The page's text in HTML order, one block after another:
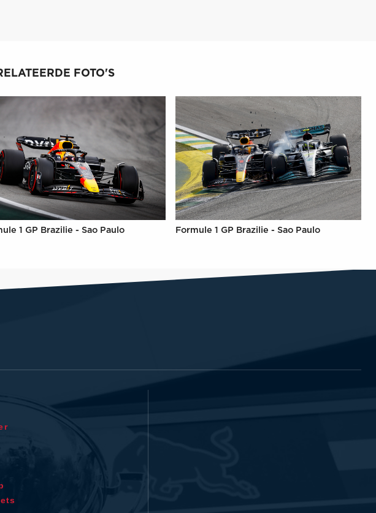
FOTO'S
1 GP Brazilie - Sao Paulo Formule 1 GP Brazilie - Sao Paulo